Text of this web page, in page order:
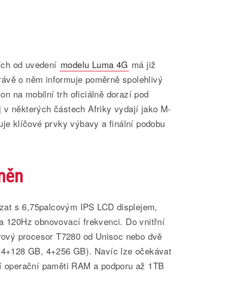
od uvedení modelu Luma 4G má již
o něm informuje poměrně spolehlivý
na mobilní trh oficiálně dorazí pod
v některých částech Afriky vydají jako M-
klíčové prvky výbavy a finální podobu
s 6,75palcovým IPS LCD displejem,
120Hz obnovovací frekvenci. Do vnitřní
procesor T7280 od Unisoc nebo dvě
GB, 4+256 GB). Navíc lze očekávat
paměti RAM a podporu až 1TB